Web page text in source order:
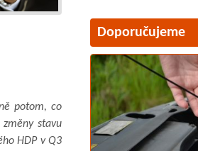
potom, co
stavu
HDP v Q3
Doporučujeme